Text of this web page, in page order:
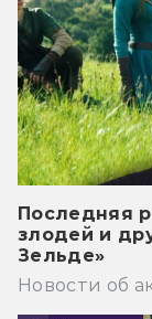
Последняя
злодей и
Зельде»
Новости об